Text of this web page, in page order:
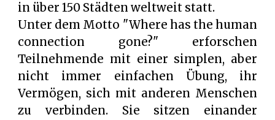
in über 150 Städten weltweit statt.
Unter dem Motto "Where has the human
connection gone?" erforschen
Teilnehmende mit einer simplen, aber
nicht immer einfachen Übung, ihr
Vermögen, sich mit anderen Menschen
zu verbinden. Sie sitzen einander